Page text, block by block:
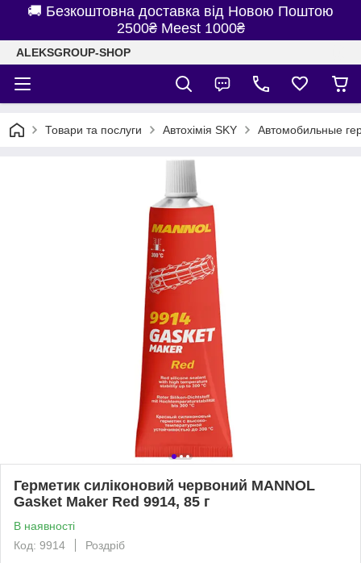
🚚 Безкоштовна доставка від Новою Поштою
2500₴ Meest 1000₴
ALEKSGROUP-SHOP
Товари та послуги Автохімія SKY Автомобильные
Герметик силіконовий червоний MANNOL
Gasket Maker Red 9914, 85 г
В наявності
Код: 9914
Роздріб